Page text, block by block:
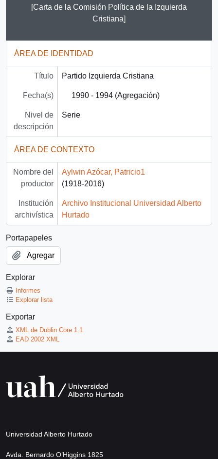
[Carta de la Comisión Política de la Izquierda
Cristiana]
ÁREA DE IDENTIDAD
Título Partido Izquierda Cristiana
Fecha(s) 1990 - 1994 (Agregación)
Nivel de
descripción
Serie
ÁREA DE CONTEXTO
Nombre del
productor
Aylwin Azócar, Patricio1
(1918-2016)
Institución
archivística
Archivo Institucional Universidad Alberto
Hurtado
Portapapeles
Agregar
Explorar
Informes
Explorar lista
Exportar
XML de Dublin Core 1.1
EAD 2002 XML
Universidad Alberto Hurtado
Avda. Bernardo O’Higgins 1825